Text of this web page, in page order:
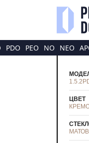
PDO PEO NO NEO
ЦВЕТ